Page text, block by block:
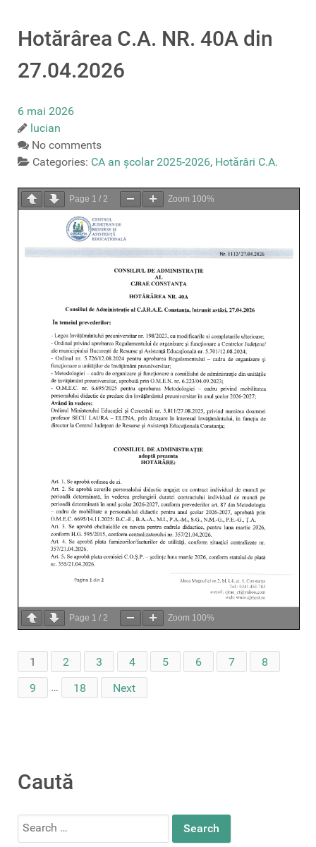
Hotărârea C.A. NR. 40A din
27.04.2026
6 mai 2026
lucian
No comments
Categories: CA an școlar 2025-2026, Hotărâri C.A.
Page 1 / 2 Zoom 100%
Page 1 / 2 Zoom 100%
1 2 3 4 5 6 7
8
9
… 18 Next
Caută
Search
for: